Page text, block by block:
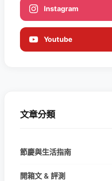
Instagram
Youtube
文章分類
節慶與生活指南
開箱文 & 評測